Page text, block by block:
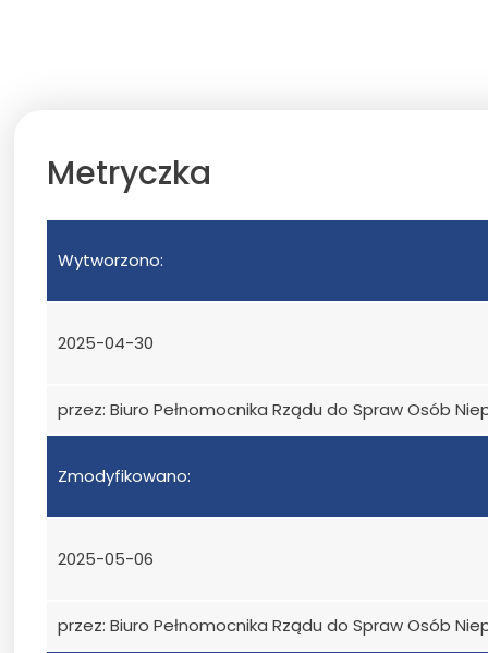
Metryczka
Wytworzono:
2025-04-30
przez: Biuro Pełnomocnika Rządu do Spraw Osób
Zmodyfikowano:
2025-05-06
przez: Biuro Pełnomocnika Rządu do Spraw Osób